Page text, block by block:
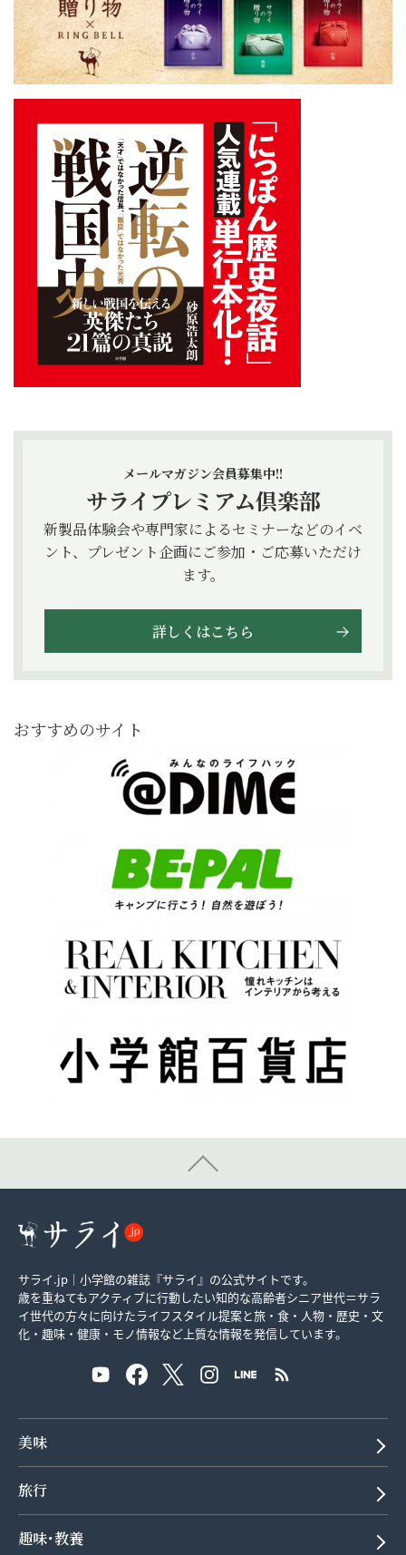
メールマガジン会員募集中!!
サライプレミアム倶楽部
新製品体験会や専門家によるセミナーなどのイベ
ント、プレゼント企画にご参加・ご応募いただけ
ます。
詳しくはこちら
おすすめのサイト
サライ.jp｜小学館の雑誌『サライ』の公式サイトです。
歳を重ねてもアクティブに行動したい知的な高齢者シニア世代＝サラ
イ世代の方々に向けたライフスタイル提案と旅・食・人物・歴史・文
化・趣味・健康・モノ情報など上質な情報を発信しています。
美味
旅行
趣味･教養